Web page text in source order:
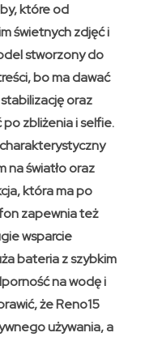
które od
świetnych zdjęć i
stworzony do
bo ma dawać
oraz
zbliżenia i selfie.
na światło oraz
która ma po
zapewnia też
wsparcie
bateria z szybkim
na wodę i
że Reno15
używania, a